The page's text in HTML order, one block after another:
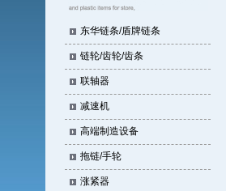
东华链条/盾牌链条
链轮/齿轮/齿条
联轴器
减速机
高端制造设备
拖链/手轮
涨紧器